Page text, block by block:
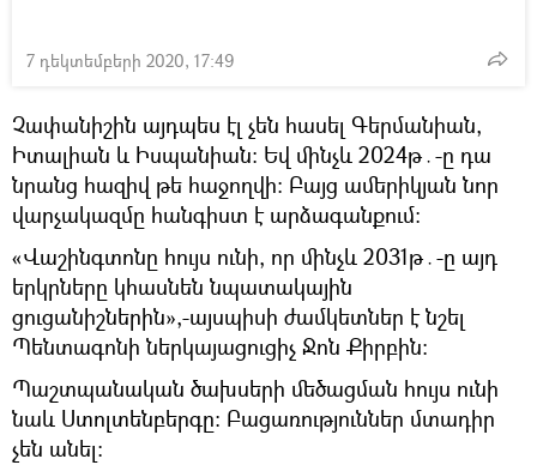
7 դեկտեմբերի 2020, 17:49
Չափանիշին այդպես էլ չեն հասել Գերմանիան,
Իտալիան և Իսպանիան։ Եվ մինչև 2024թ․-ը դա
նրանց հազիվ թե հաջողվի։ Բայց ամերիկյան նոր
վարչակազմը հանգիստ է արձագանքում։
«Վաշինգտոնը հույս ունի, որ մինչև 2031թ․-ը այդ
երկրները կհասնեն նպատակային
ցուցանիշներին»,-այսպիսի ժամկետներ է նշել
Պենտագոնի ներկայացուցիչ Ջոն Քիրբին։
Պաշտպանական ծախսերի մեծացման հույս ունի
նաև Ստոլտենբերգը։ Բացառություններ մտադիր
չեն անել։